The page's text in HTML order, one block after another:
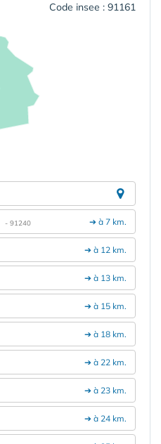
Code insee : 91161
➔ à 7 km.
- 91240
➔ à 12 km.
➔ à 13 km.
➔ à 15 km.
➔ à 18 km.
➔ à 22 km.
➔ à 23 km.
➔ à 24 km.